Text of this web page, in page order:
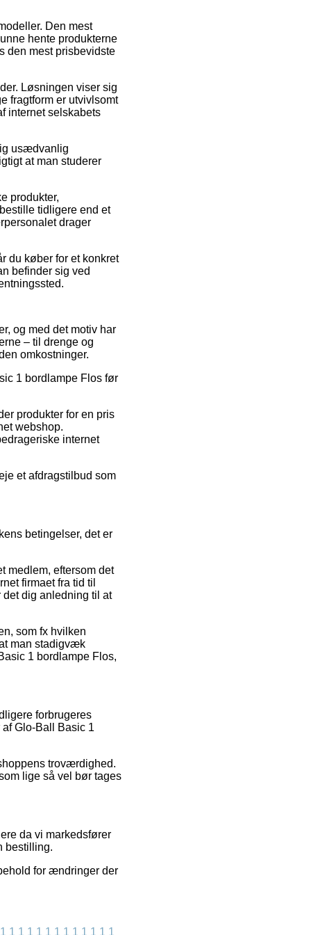
Den mest
hente produkterne
den mest prisbevidste
Løsningen viser sig
fragtform er utvivlsomt
internet selskabets
usædvanlig
at man studerer
produkter,
tidligere end et
drager
du køber for et konkret
befinder sig ved
og med det motiv har
– til drenge og
omkostninger.
1 bordlampe Flos før
produkter for en pris
webshop.
internet
et afdragstilbud som
betingelser, det er
medlem, eftersom det
firmaet fra tid til
dig anledning til at
som fx hvilken
man stadigvæk
1 bordlampe Flos,
forbrugeres
Glo-Ball Basic 1
troværdighed.
lige så vel bør tages
da vi markedsfører
bestilling.
for ændringer der
1 1 1 1 1 1 1 1 1 1 1 1 1